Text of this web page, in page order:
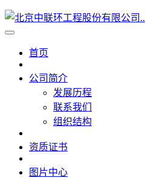
首页
公司简介
发展历程
联系我们
组织结构
资质证书
图片中心